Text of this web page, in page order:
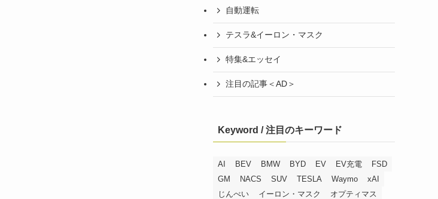
自動運転
テスラ&イーロン・マスク
特集&エッセイ
注目の記事＜AD＞
Keyword / 注目のキーワード
AI BEV BMW BYD EV EV充電
FSD
GM
NACS SUV TESLA Waymo
xAI
じんべい
イーロン・マスク
オプティマス